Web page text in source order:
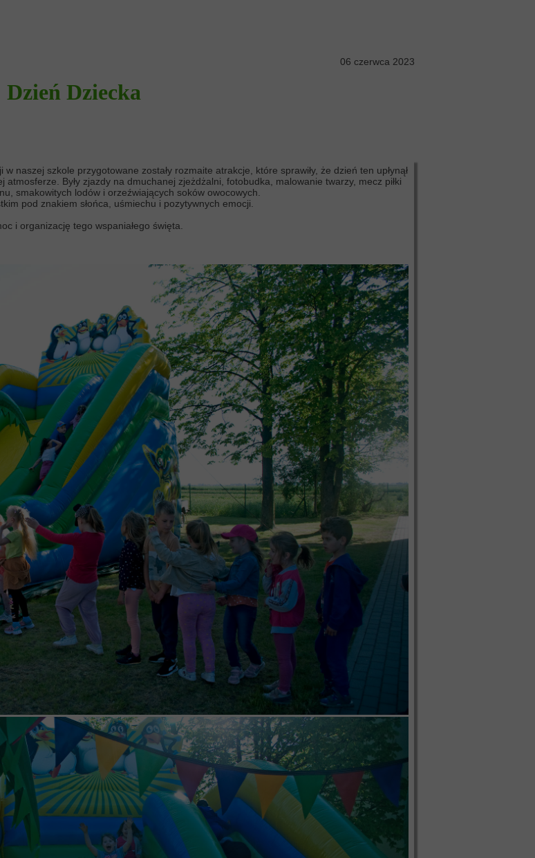
06 czerwca 2023
naszej szkole przygotowane zostały rozmaite atrakcje, które sprawiły, że dzień ten upłynął
Były zjazdy na dmuchanej zjeżdżalni, fotobudka, malowanie twarzy, mecz piłki
smakowitych lodów i orzeźwiających soków owocowych.
pod znakiem słońca, uśmiechu i pozytywnych emocji.
i organizację tego wspaniałego święta.
Dzień Dziecka